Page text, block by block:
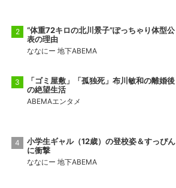
“体重72キロの北川景子”ぽっちゃり体型公
表の理由
ななにー 地下ABEMA
「ゴミ屋敷」「孤独死」布川敏和の離婚後
の絶望生活
ABEMAエンタメ
小学生ギャル（12歳）の登校姿＆すっぴん
に衝撃
ななにー 地下ABEMA